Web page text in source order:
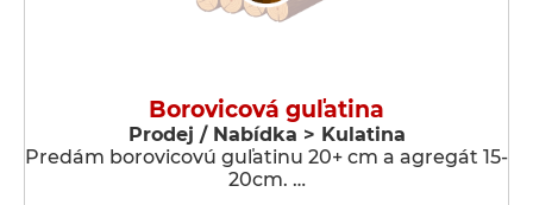
Borovicová guľatina
Prodej / Nabídka > Kulatina
Predám borovicovú guľatinu 20+ cm a agregát 15-
20cm. …